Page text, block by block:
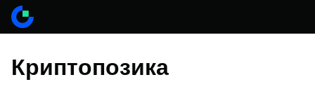
Криптопозика